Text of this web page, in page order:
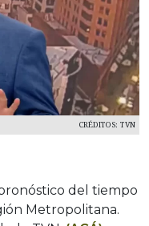
CRÉDITOS: TVN
del tiempo
Metropolitana.